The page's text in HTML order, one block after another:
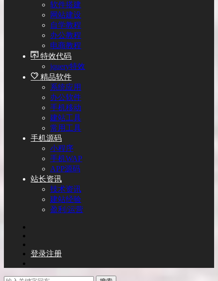
软件搭建
网站建设
自学教程
办公教程
电商教程
特效代码
jquery特效
精品软件
系统应用
办公软件
手机移动
建站工具
常用工具
手机源码
小程序
手机WAP
APP源码
站长资讯
技术资讯
建站经验
盈利/运营
登录注册